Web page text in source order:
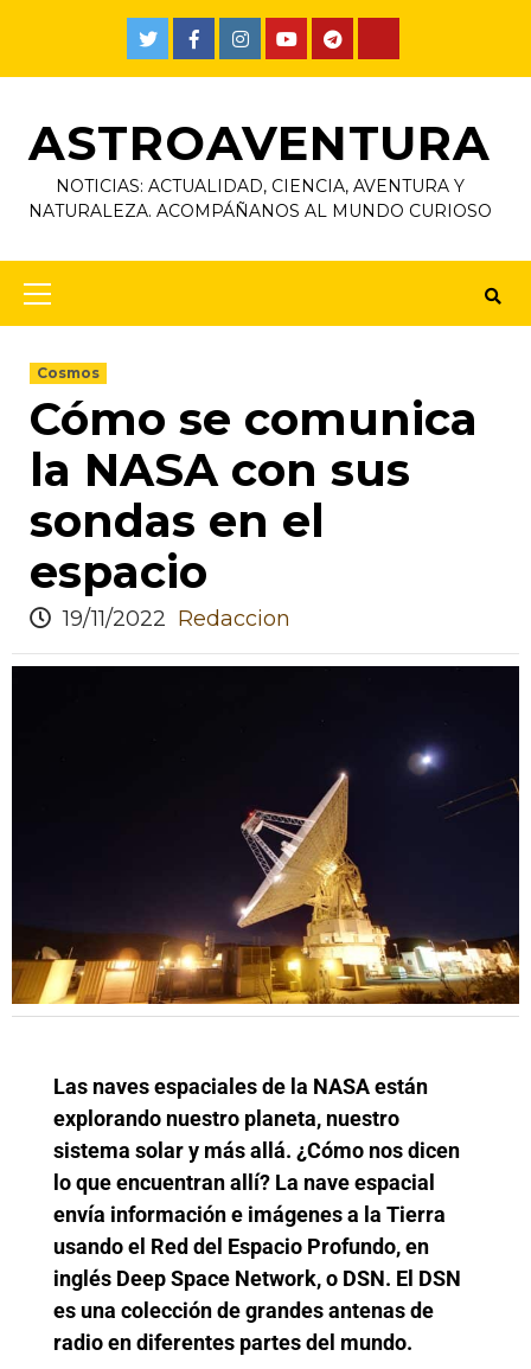
ASTROAVENTURA
NOTICIAS: ACTUALIDAD, CIENCIA, AVENTURA Y
NATURALEZA. ACOMPÁÑANOS AL MUNDO CURIOSO
Cosmos
Cómo se comunica
la NASA con sus
sondas en el
espacio
19/11/2022 Redaccion
Las naves espaciales de la NASA están
explorando nuestro planeta, nuestro
sistema solar y más allá. ¿Cómo nos dicen
lo que encuentran allí? La nave espacial
envía información e imágenes a la Tierra
usando el Red del Espacio Profundo, en
inglés Deep Space Network, o DSN. El DSN
es una colección de grandes antenas de
radio en diferentes partes del mundo.